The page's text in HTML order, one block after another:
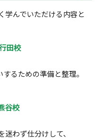
学んでいただける内容と
田校
るための準備と整理。
谷校
わず仕分けして、